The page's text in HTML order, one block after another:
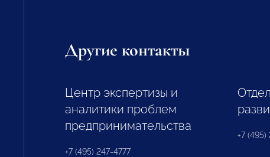
Другие контакты
Центр экспертизы и
аналитики проблем
предпринимательства
+7 (495) 247-4777
+7 (495)